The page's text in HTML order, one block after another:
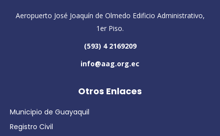
Aeropuerto José Joaquín de Olmedo Edificio Administrativo,
1er Piso.
(593) 4 2169209
info@aag.org.ec
Otros Enlaces
Municipio de Guayaquil
Registro Civil